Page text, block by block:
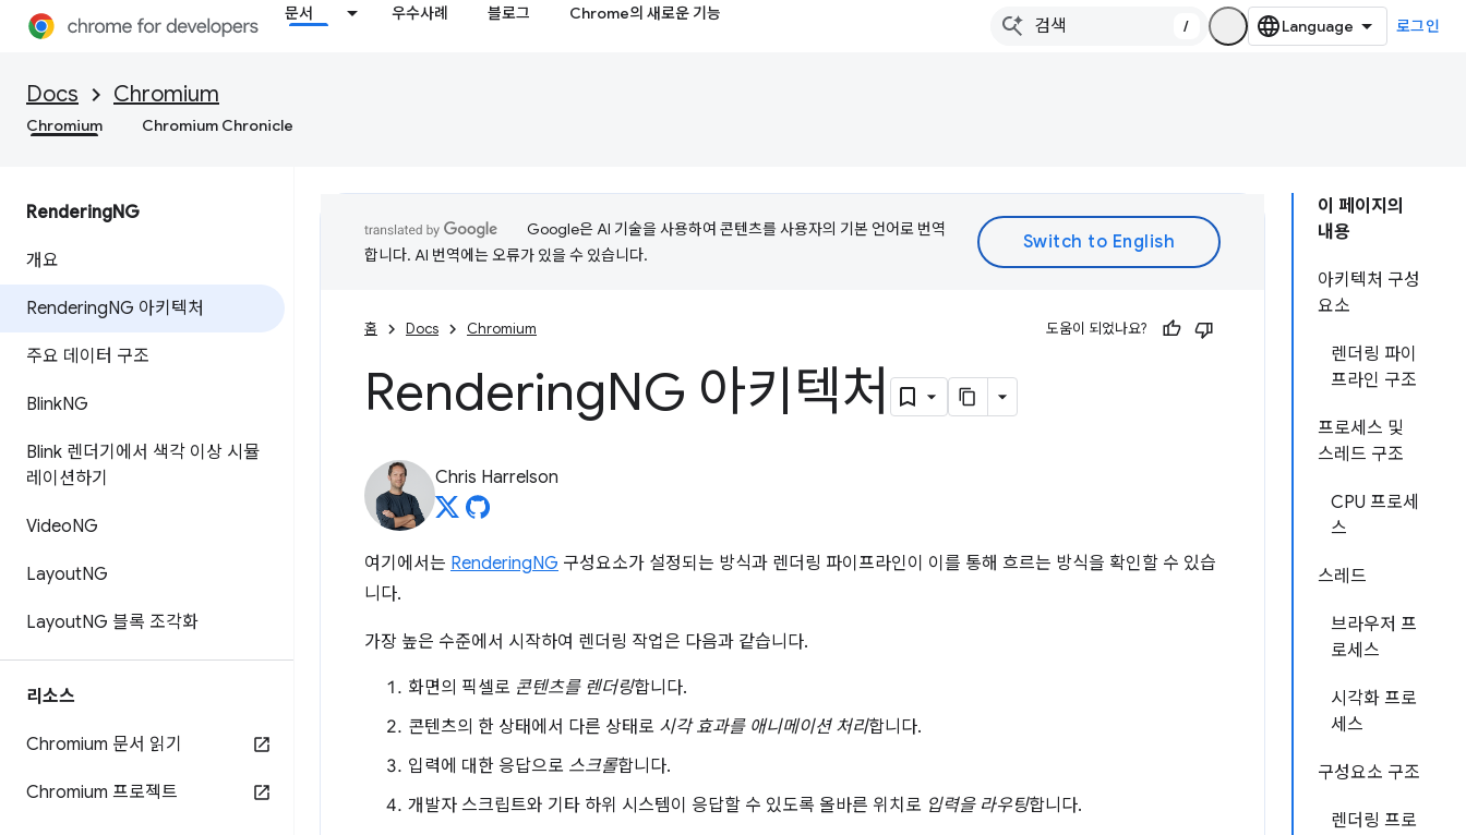
문서 우수사례 블로그 Chrome의 새로운 기능
/ 로그인
Docs Chromium
Chromium Chromium Chronicle
RenderingNG
개요
RenderingNG 아키텍처
주요 데이터 구조
BlinkNG
Blink 렌더기에서 색각 이상 시뮬
레이션하기
VideoNG
LayoutNG
LayoutNG 블록 조각화
리소스
Chromium 문서 읽기
Chromium 프로젝트
이 페이지의
내용
아키텍처 구성
요소
렌더링 파이
프라인 구조
프로세스 및
스레드 구조
CPU 프로세
스
스레드
브라우저 프
로세스
시각화 프로
세스
구성요소 구조
렌더링 프로
Google은 AI 기술을 사용하여 콘텐츠를 사용자의 기본 언어로 번역
합니다. AI 번역에는 오류가 있을 수 있습니다.
홈 Docs Chromium 도움이 되었나요?
RenderingNG 아키텍처
Chris Harrelson
여기에서는 RenderingNG 구성요소가 설정되는 방식과 렌더링 파이프라인이 이를 통해 흐르는 방식을 확인할 수 있습
니다.
가장 높은 수준에서 시작하여 렌더링 작업은 다음과 같습니다.
화면의 픽셀로 콘텐츠를 렌더링합니다.
콘텐츠의 한 상태에서 다른 상태로 시각 효과를 애니메이션 처리합니다.
입력에 대한 응답으로 스크롤합니다.
개발자 스크립트와 기타 하위 시스템이 응답할 수 있도록 올바른 위치로 입력을 라우팅합니다.